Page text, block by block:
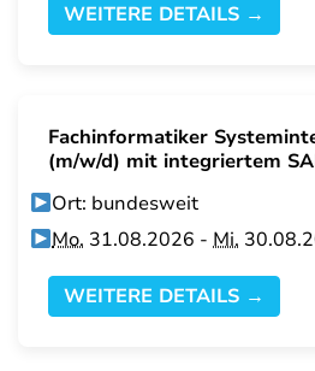
WEITERE DETAILS →
Fachinformatiker
(m/w/d) mit integriertem
Ort: bundesweit
Mo. 31.08.2026 -Mi.
WEITERE DETAILS →